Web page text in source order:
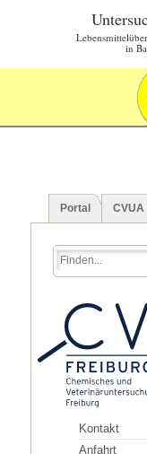
in
Portal
Kontakt
Anfahrt